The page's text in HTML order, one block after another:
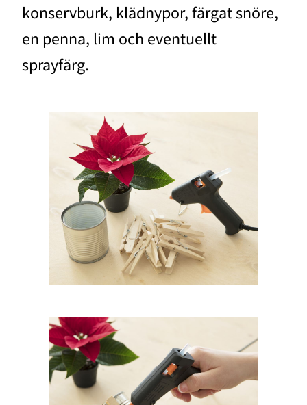
konservburk, klädnypor, färgat snöre,
en penna, lim och eventuellt
sprayfärg.